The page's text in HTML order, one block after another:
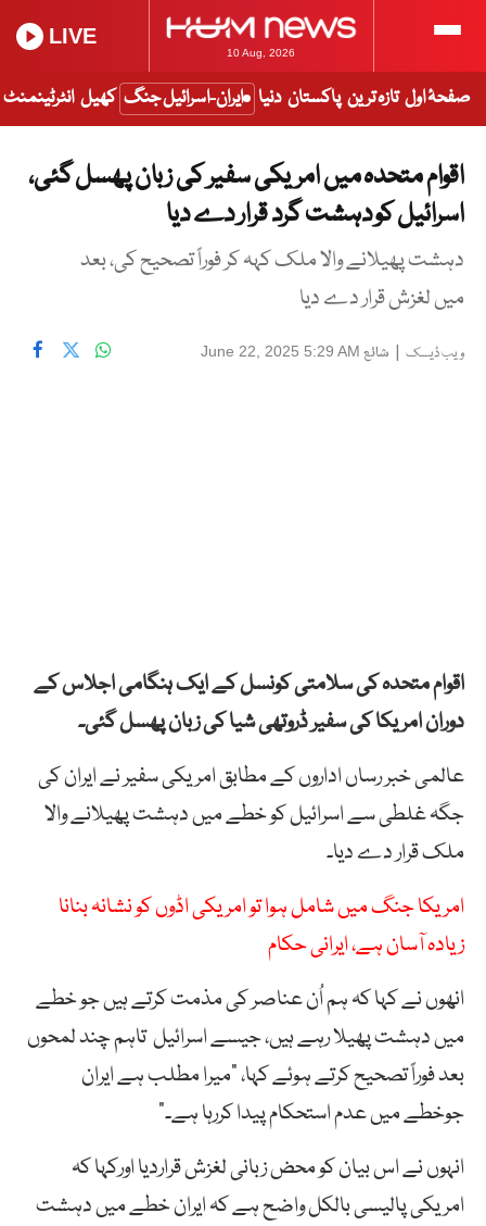
10 Aug, 2026
LIVE
صفحۂ اول تازہ ترین پاکستان دنیا ایران-اسرائیل جنگ کھیل انٹرٹینمنٹ
اقوام متحدہ میں امریکی سفیر کی زبان پھسل گئی،
اسرائیل کو دہشت گرد قرار دے دیا
دہشت پھیلانے والا ملک کہہ کر فوراً تصحیح کی، بعد
میں لغزش قرار دے دیا
ویب ڈیسک | شائع June 22, 2025 5:29 AM
اقوام متحدہ کی سلامتی کونسل کے ایک ہنگامی اجلاس کے
دوران امریکا کی سفیر ڈروتھی شیا کی زبان پھسل گئی۔
عالمی خبر رساں اداروں کے مطابق امریکی سفیر نے ایران کی
جگہ غلطی سے اسرائیل کو خطے میں دہشت پھیلانے والا
ملک قرار دے دیا۔
امریکا جنگ میں شامل ہوا تو امریکی اڈوں کو نشانہ بنانا
زیادہ آسان ہے، ایرانی حکام
انھوں نے کہا کہ ہم اُن عناصر کی مذمت کرتے ہیں جو خطے
میں دہشت پھیلا رہے ہیں، جیسے اسرائیل تاہم چند لمحوں
بعد فوراً تصحیح کرتے ہوئے کہا، “میرا مطلب ہے ایران
جوخطے میں عدم استحکام پیدا کررہا ہے۔”
انہوں نے اس بیان کو محض زبانی لغزش قراردیا اورکہا کہ
امریکی پالیسی بالکل واضح ہے کہ ایران خطے میں دہشت